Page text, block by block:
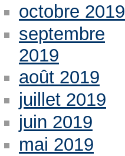
octobre 2019
septembre
2019
août 2019
juillet 2019
juin 2019
mai 2019